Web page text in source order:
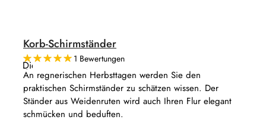
Korb-Schirmständer
Die
durchschnittliche
Produktbewertung
ist
5,0
von
5
1 Bewertungen
An regnerischen Herbsttagen werden Sie den
praktischen Schirmständer zu schätzen wissen. Der
Ständer aus Weidenruten wird auch Ihren Flur elegant
schmücken und beduften.